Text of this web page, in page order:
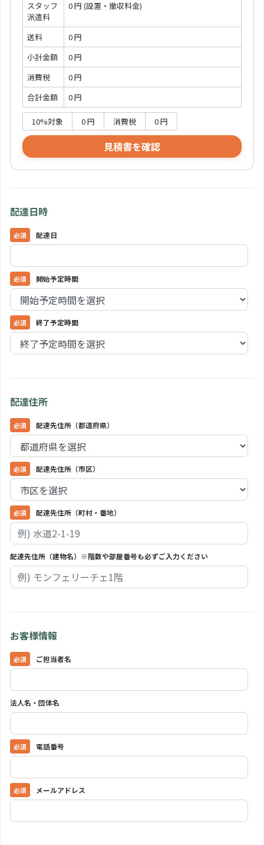
スタッフ
派遣料
0 円 (設置・撤収料金)
送料
0 円
小計金額
0 円
消費税
0 円
合計金額
0 円
10%対象 0 円 消費税 0 円
見積書を確認
配達日時
配達日
開始予定時間
終了予定時間
配達住所
配達先住所（都道府県）
配達先住所（市区）
配達先住所（町村・番地）
配達先住所（建物名）※階数や部屋番号も必ずご入力ください
お客様情報
ご担当者名
法人名・団体名
電話番号
メールアドレス